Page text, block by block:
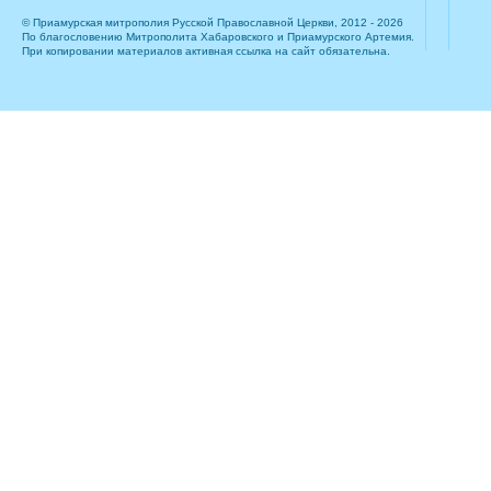
© Приамурская митрополия Русской Православной Церкви, 2012 - 2026
По благословению Митрополита Хабаровского и Приамурского Артемия.
При копировании материалов активная ссылка на сайт обязательна.